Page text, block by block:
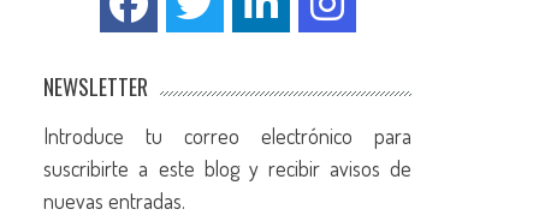
NEWSLETTER
Introduce tu correo electrónico para
suscribirte a este blog y recibir avisos de
nuevas entradas.